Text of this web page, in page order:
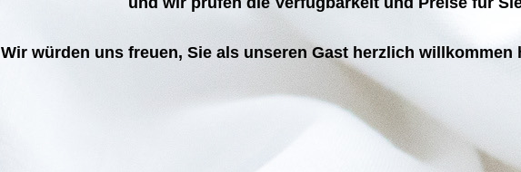
Wir würden uns freuen, Sie als unseren Gast herzlich willkommen